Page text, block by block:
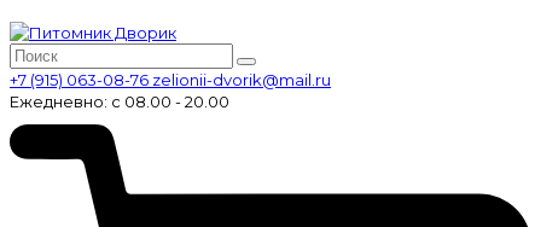
+7 (915) 063-08-76 zelionii-dvorik@mail.ru
Ежедневно: с 08.00 - 20.00